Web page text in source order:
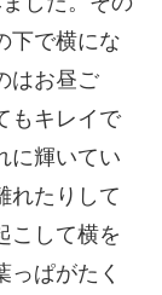
下で横にな
はお昼ご
もキレイで
に輝いてい
れたりして
こして横を
っぱがたく